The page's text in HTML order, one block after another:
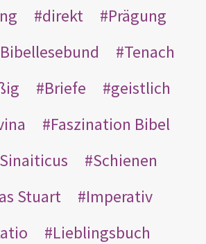
direkt
Prägung
Bibellesebund
Tenach
Briefe
geistlich
Faszination Bibel
Schienen
Stuart
Imperativ
Lieblingsbuch